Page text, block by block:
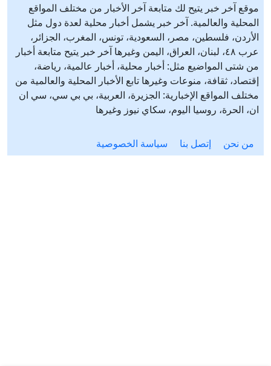
موقع آخر خبر يتيح لك متابعة آخر الأخبار من مختلف المواقع
المحلية والعالمية. آخر خبر يشمل أخبار محلية لعدة دول مثل
الأردن، فلسطين، مصر، السعودية، تونس، المغرب، الجزائر،
عرب ٤٨، لبنان، العراق، اليمن وغيرها آخر خبر يتيح متابعة أخبار
من شتى المواضيع مثل: أخبار محلية، أخبار عالمية، رياضة،
إقتصاد، ثقافة، منوعات وغيرها تابع الأخبار المحلية والعالمية من
مختلف المواقع الإخبارية: الجزيرة، العربية، بي بي سي، سي ان
ان، الحرة، روسيا اليوم، سكاي نيوز وغيرها
من نحن إتصل بنا سياسة الخصوصية